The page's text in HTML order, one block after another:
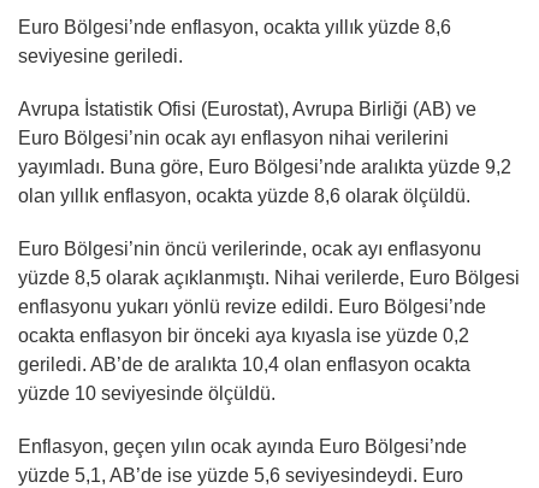
Euro Bölgesi’nde enflasyon, ocakta yıllık yüzde 8,6
seviyesine geriledi.
Avrupa İstatistik Ofisi (Eurostat), Avrupa Birliği (AB) ve
Euro Bölgesi’nin ocak ayı enflasyon nihai verilerini
yayımladı. Buna göre, Euro Bölgesi’nde aralıkta yüzde 9,2
olan yıllık enflasyon, ocakta yüzde 8,6 olarak ölçüldü.
Euro Bölgesi’nin öncü verilerinde, ocak ayı enflasyonu
yüzde 8,5 olarak açıklanmıştı. Nihai verilerde, Euro Bölgesi
enflasyonu yukarı yönlü revize edildi. Euro Bölgesi’nde
ocakta enflasyon bir önceki aya kıyasla ise yüzde 0,2
geriledi. AB’de de aralıkta 10,4 olan enflasyon ocakta
yüzde 10 seviyesinde ölçüldü.
Enflasyon, geçen yılın ocak ayında Euro Bölgesi’nde
yüzde 5,1, AB’de ise yüzde 5,6 seviyesindeydi. Euro